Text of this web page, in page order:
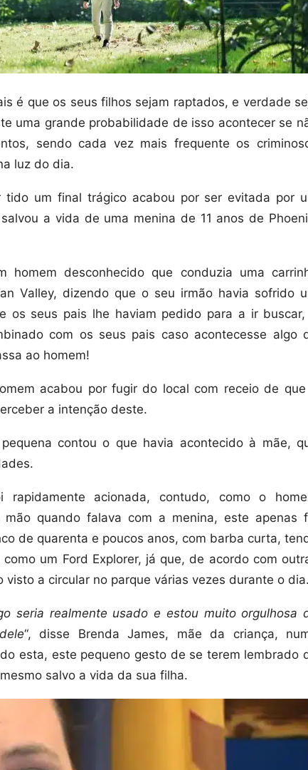
é que os seus filhos sejam raptados, e verdade
uma grande probabilidade de isso acontecer se
sendo cada vez mais frequente os
luz do dia.
tido um final trágico acabou por ser evitada por
a vida de uma menina de 11 anos de
desconhecido que conduzia uma
Valley, dizendo que o seu irmão havia sofrido
os seus pais lhe haviam pedido para a ir
com os seus pais caso acontecesse algo
ao homem!
acabou por fugir do local com receio de
a intenção deste.
contou o que havia acontecido à mãe,
acionada, contudo, como o
quando falava com a menina, este apenas
de quarenta e poucos anos, com barba curta,
um Ford Explorer, já que, de acordo com
visto a circular no parque várias vezes durante o dia.
seria realmente usado e estou muito orgulhosa
“, disse Brenda James, mãe da criança,
esta, este pequeno gesto de se terem lembrado
salvo a vida da sua filha.